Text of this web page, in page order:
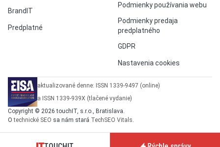
BrandIT
Predplatné
Podmienky používania webu
Podmienky predaja
predplatného
GDPR
Nastavenia cookies
aktualizované denne: ISSN 1339-9497 (online)
a ISSN 1339-939X (tlačené vydanie)
Copyright © 2026 touchIT, s.r.o., Bratislava.
Otechnické SEO sa nám stará TechSEO Vitals.